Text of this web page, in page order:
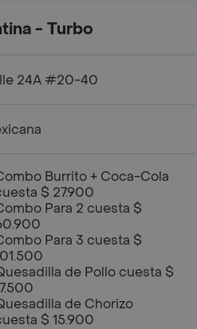
- Turbo
24A #20-40
Burrito + Coca-Cola
$ 27.900
Para 2 cuesta $
Para 3 cuesta $
de Pollo cuesta $
de Chorizo
$ 15.900